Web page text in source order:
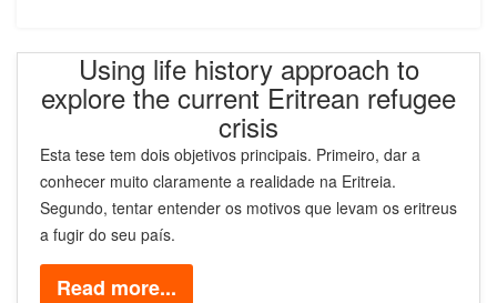
Using life history approach to
explore the current Eritrean refugee
crisis
Esta tese tem dois objetivos principais. Primeiro, dar a
conhecer muito claramente a realidade na Eritreia.
Segundo, tentar entender os motivos que levam os eritreus
a fugir do seu país.
Read more...